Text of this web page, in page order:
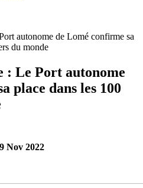
autonome de Lomé confirme sa
du monde
: Le Port autonome
place dans les 100
9 Nov 2022